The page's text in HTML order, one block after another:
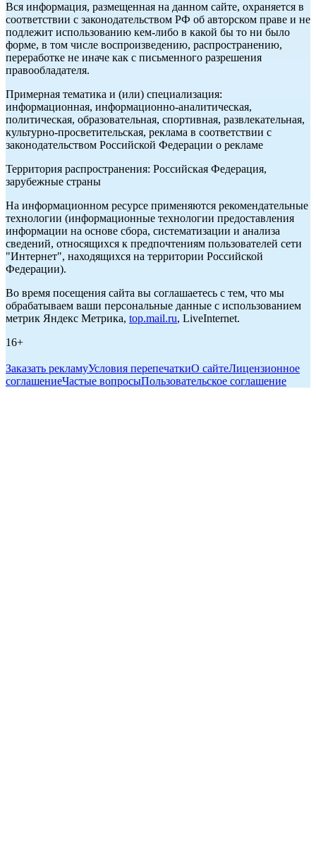
Вся информация, размещенная на данном сайте, охраняется в
соответствии с законодательством РФ об авторском праве и не
подлежит использованию кем-либо в какой бы то ни было
форме, в том числе воспроизведению, распространению,
переработке не иначе как с письменного разрешения
правообладателя.
Примерная тематика и (или) специализация:
информационная, информационно-аналитическая,
политическая, образовательная, спортивная, развлекательная,
культурно-просветительская, реклама в соответствии с
законодательством Российской Федерации о рекламе
Территория распространения: Российская Федерация,
зарубежные страны
На информационном ресурсе применяются рекомендательные
технологии (информационные технологии предоставления
информации на основе сбора, систематизации и анализа
сведений, относящихся к предпочтениям пользователей сети
"Интернет", находящихся на территории Российской
Федерации).
Во время посещения сайта вы соглашаетесь с тем, что мы
обрабатываем ваши персональные данные с использованием
метрик Яндекс Метрика, top.mail.ru, LiveInternet.
16+
Заказать рекламуУсловия перепечаткиО сайтеЛицензионное
соглашениеЧастые вопросыПользовательское соглашение